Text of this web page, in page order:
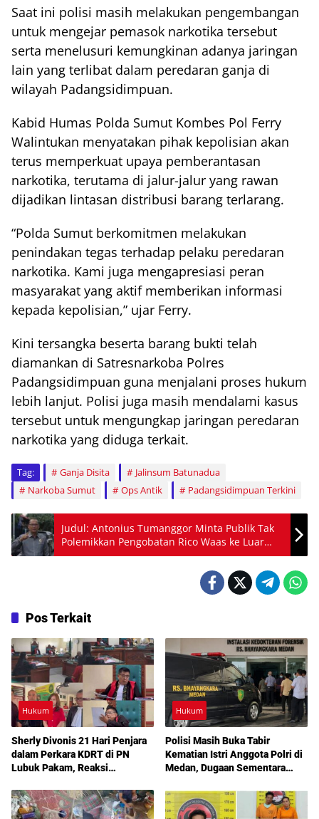
Saat ini polisi masih melakukan pengembangan
untuk mengejar pemasok narkotika tersebut
serta menelusuri kemungkinan adanya jaringan
lain yang terlibat dalam peredaran ganja di
wilayah Padangsidimpuan.
Kabid Humas Polda Sumut Kombes Pol Ferry
Walintukan menyatakan pihak kepolisian akan
terus memperkuat upaya pemberantasan
narkotika, terutama di jalur-jalur yang rawan
dijadikan lintasan distribusi barang terlarang.
“Polda Sumut berkomitmen melakukan
penindakan tegas terhadap pelaku peredaran
narkotika. Kami juga mengapresiasi peran
masyarakat yang aktif memberikan informasi
kepada kepolisian,” ujar Ferry.
Kini tersangka beserta barang bukti telah
diamankan di Satresnarkoba Polres
Padangsidimpuan guna menjalani proses hukum
lebih lanjut. Polisi juga masih mendalami kasus
tersebut untuk mengungkap jaringan peredaran
narkotika yang diduga terkait.
Tag: Ganja Disita
Jalinsum Batunadua
Narkoba Sumut
Ops Antik Padangsidimpuan Terkini
Judul: Antonius Tumanggor Minta Publik Tak
Polemikkan Pengobatan Rico Waas ke Luar
Negeri
Pos Terkait
Hukum
Sherly Divonis 21 Hari Penjara
dalam Perkara KDRT di PN
Lubuk Pakam, Reaksi
Banding Jadi Sorotan
Hukum
Polisi Masih Buka Tabir
Kematian Istri Anggota Polri di
Medan, Dugaan Sementara